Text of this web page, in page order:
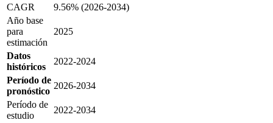
CAGR
9.56% (2026-2034)
Año base
para
estimación
2025
Datos
históricos
2022-2024
Período de
pronóstico
2026-2034
Período de
estudio
2022-2034